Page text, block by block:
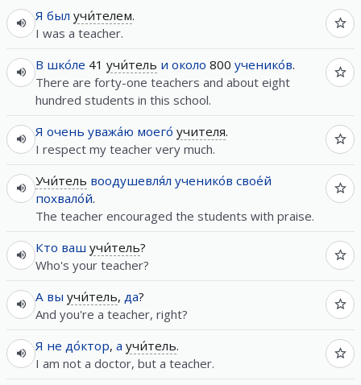
Я был учи́телем.
I was a teacher.
В шко́ле 41 учи́тель и около 800 ученико́в.
There are forty-one teachers and about eight
hundred students in this school.
Я очень уважа́ю моего́ учителя.
I respect my teacher very much.
Учи́тель воодушевля́л ученико́в свое́й
похвало́й.
The teacher encouraged the students with praise.
Кто ваш учи́тель?
Who's your teacher?
А вы учи́тель, да?
And you're a teacher, right?
Я не до́ктор, а учи́тель.
I am not a doctor, but a teacher.